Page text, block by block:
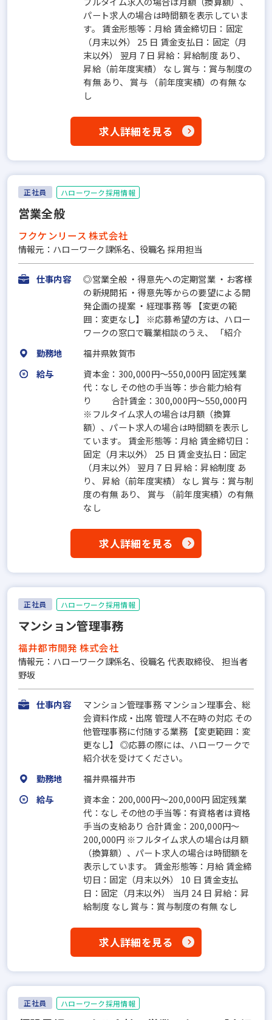
パート求人の場合は時間額を表示していま
す。 賃金形態等：月給 賃金締切日：固定
（月末以外） 25 日 賃金支払日：固定（月
末以外） 翌月 7 日 昇給：昇給制度 あり、
昇給（前年度実績） なし 賞与：賞与制度の
有無 あり、 賞与 （前年度実績）の有無 な
し
求人詳細を見る
正社員 ハローワーク採用情報
営業全般
フクケンリース 株式会社
情報元：ハローワーク課係名、役職名 採用担当
仕事内容
◎営業全般 ・得意先への定期営業 ・お客様
の新規開拓 ・得意先等からの要望による開
発企画の提案 ・経理事務 等 【変更の範
囲：変更なし】 ※応募希望の方は、ハロー
ワークの窓口で職業相談のうえ、 「紹介
勤務地
福井県敦賀市
給与
資本金：300,000円〜550,000円 固定残業
代：なし その他の手当等：歩合能力給有
り 合計賃金：300,000円～550,000円
※フルタイム求人の場合は月額（換算
額）、パート求人の場合は時間額を表示し
ています。 賃金形態等：月給 賃金締切日：
固定（月末以外） 25 日 賃金支払日：固定
（月末以外） 翌月 7 日 昇給：昇給制度 あ
り、 昇給（前年度実績） なし 賞与：賞与制
度の有無 あり、 賞与 （前年度実績）の有無
なし
求人詳細を見る
正社員 ハローワーク採用情報
マンション管理事務
福井都市開発 株式会社
情報元：ハローワーク課係名、役職名 代表取締役、 担当者
野坂
仕事内容
マンション管理事務 マンション理事会、総
会資料作成・出席 管理人不在時の対応 その
他管理事務に付随する業務 【変更範囲：変
更なし】 ◎応募の際には、ハローワークで
紹介状を受けてください。
勤務地
福井県福井市
給与
資本金：200,000円〜200,000円 固定残業
代：なし その他の手当等：有資格者は資格
手当の支給あり 合計賃金：200,000円～
200,000円 ※フルタイム求人の場合は月額
（換算額）、パート求人の場合は時間額を
表示しています。 賃金形態等：月給 賃金締
切日：固定（月末以外） 10 日 賃金支払
日：固定（月末以外） 当月 24 日 昇給：昇
給制度 なし 賞与：賞与制度の有無 なし
求人詳細を見る
正社員 ハローワーク採用情報